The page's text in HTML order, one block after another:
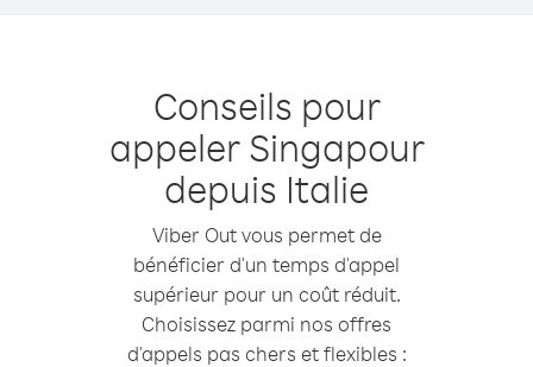
Conseils pour
appeler Singapour
depuis Italie
Viber Out vous permet de
bénéficier d'un temps d'appel
supérieur pour un coût réduit.
Choisissez parmi nos offres
d'appels pas chers et flexibles :